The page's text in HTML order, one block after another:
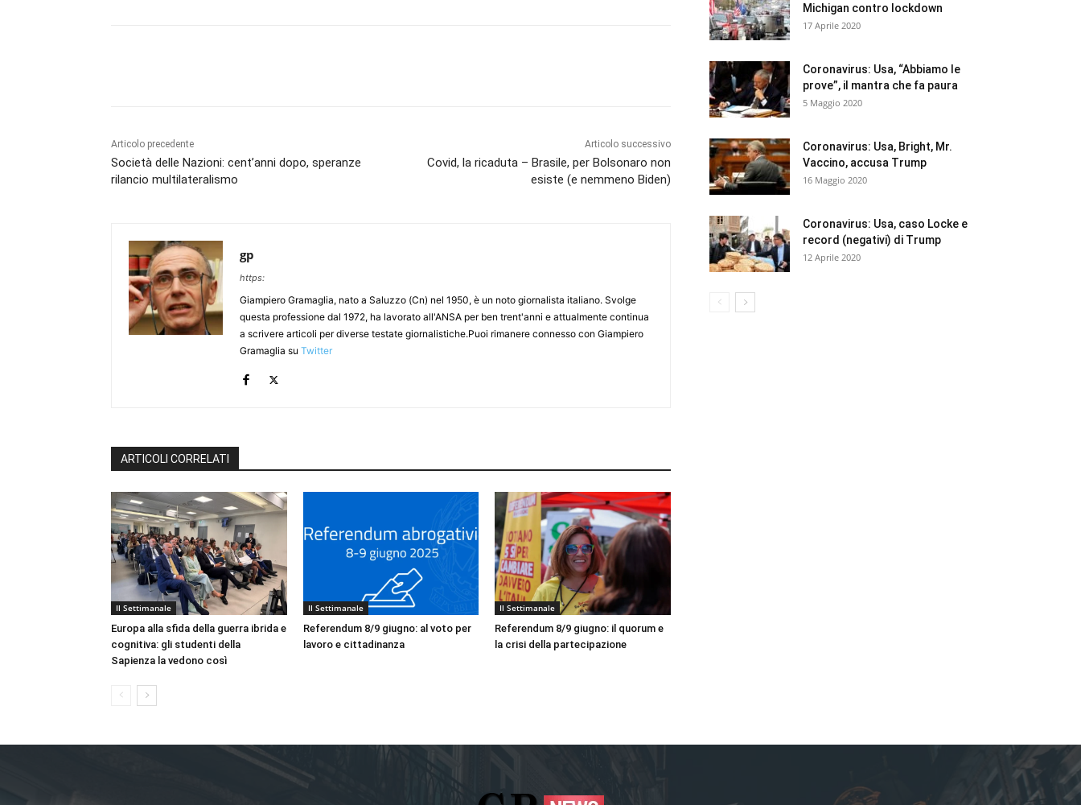
Articolo precedente
Società delle Nazioni: cent’anni dopo, speranze
rilancio multilateralismo
Articolo successivo
Covid, la ricaduta – Brasile, per Bolsonaro non
esiste (e nemmeno Biden)
gp
https:
Giampiero Gramaglia, nato a Saluzzo (Cn) nel 1950, è un noto giornalista italiano. Svolge
questa professione dal 1972, ha lavorato all'ANSA per ben trent'anni e attualmente continua
a scrivere articoli per diverse testate giornalistiche.Puoi rimanere connesso con Giampiero
Gramaglia su Twitter
ARTICOLI CORRELATI
Il Settimanale
Europa alla sfida della guerra ibrida e
cognitiva: gli studenti della
Sapienza la vedono così
Il Settimanale
Referendum 8/9 giugno: al voto per
lavoro e cittadinanza
Il Settimanale
Referendum 8/9 giugno: il quorum e
la crisi della partecipazione
Michigan contro lockdown
17 Aprile 2020
Coronavirus: Usa, “Abbiamo le
prove”, il mantra che fa paura
5 Maggio 2020
Coronavirus: Usa, Bright, Mr.
Vaccino, accusa Trump
16 Maggio 2020
Coronavirus: Usa, caso Locke e
record (negativi) di Trump
12 Aprile 2020